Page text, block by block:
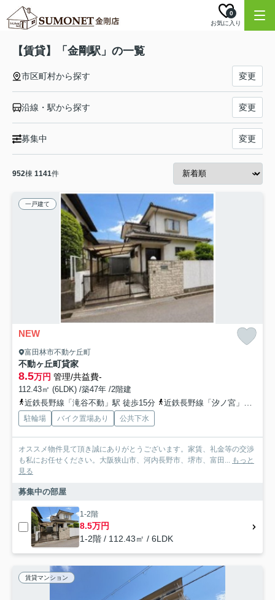
お気に入り
0
【賃貸】「金剛駅」の一覧
市区町村から探す 変更
沿線・駅から探す 変更
募集中 変更
952棟 1141件
一戸建て
NEW
富田林市不動ケ丘町
不動ヶ丘町貸家
8.5万円 管理/共益費-
112.43㎡ (6LDK) /築47年 /2階建
近鉄長野線「滝谷不動」駅 徒歩15分
近鉄長野線「汐ノ宮」駅 徒歩24分
駐輪場 バイク置場あり 公共下水
オススメ物件見て頂き誠にありがとうございます。家賃、礼金等の交渉
も私にお任せください。大阪狭山市、河内長野市、堺市、富田... もっと
見る
募集中の部屋
1-2階
8.5万円
1-2階 / 112.43㎡ / 6LDK
賃貸マンション